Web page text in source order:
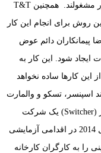
شرکت‌هایی است که به کسب‌وکار در این کشور مشغولند. همچنین T&T
روش برای انجام این کار
پیمانکاران دائم عوض
ایجاد شود. این کار به
این کارها ساده نخواهد
اسپنسر، تسکو و والمارت
می‌توانند برای T&T الگو باشند. شرکت سوییچر (Switcher) یک شرکت
خرده‌فروشی لباس در سوئیس است که در سال 2014 در اقدامی آزمایشی
را به کارگران کارخانه